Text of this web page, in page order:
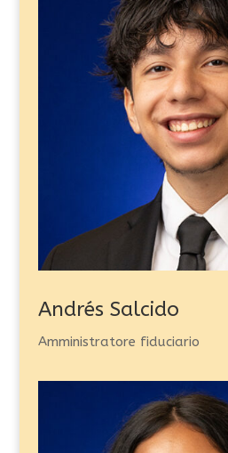
Andrés Salcido
Amministratore fiduciario